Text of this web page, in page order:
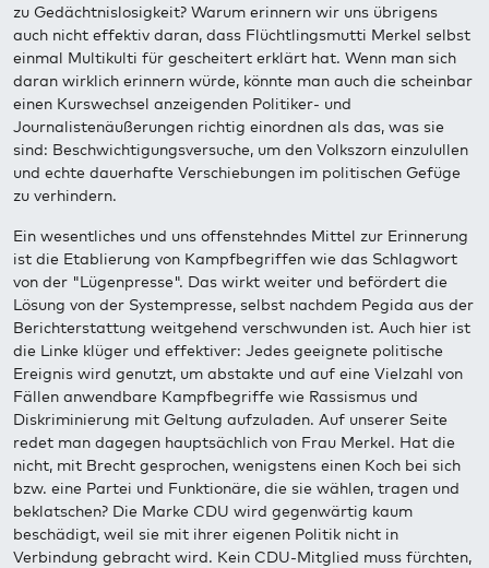
zu Gedächtnislosigkeit? Warum erinnern wir uns übrigens
auch nicht effektiv daran, dass Flüchtlingsmutti Merkel selbst
einmal Multikulti für gescheitert erklärt hat. Wenn man sich
daran wirklich erinnern würde, könnte man auch die scheinbar
einen Kurswechsel anzeigenden Politiker- und
Journalistenäußerungen richtig einordnen als das, was sie
sind: Beschwichtigungsversuche, um den Volkszorn einzulullen
und echte dauerhafte Verschiebungen im politischen Gefüge
zu verhindern.
Ein wesentliches und uns offenstehndes Mittel zur Erinnerung
ist die Etablierung von Kampfbegriffen wie das Schlagwort
von der "Lügenpresse". Das wirkt weiter und befördert die
Lösung von der Systempresse, selbst nachdem Pegida aus der
Berichterstattung weitgehend verschwunden ist. Auch hier ist
die Linke klüger und effektiver: Jedes geeignete politische
Ereignis wird genutzt, um abstakte und auf eine Vielzahl von
Fällen anwendbare Kampfbegriffe wie Rassismus und
Diskriminierung mit Geltung aufzuladen. Auf unserer Seite
redet man dagegen hauptsächlich von Frau Merkel. Hat die
nicht, mit Brecht gesprochen, wenigstens einen Koch bei sich
bzw. eine Partei und Funktionäre, die sie wählen, tragen und
beklatschen? Die Marke CDU wird gegenwärtig kaum
beschädigt, weil sie mit ihrer eigenen Politik nicht in
Verbindung gebracht wird. Kein CDU-Mitglied muss fürchten,